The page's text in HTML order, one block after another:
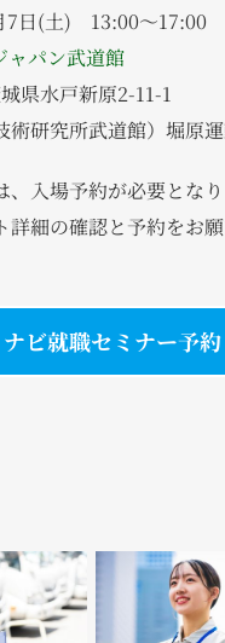
7日(土) 13:00〜17:00
ャパン武道館
県水戸新原2-11-1
研究所武道館）堀原
入場予約が必要となり
詳細の確認と予約をお
ビ就職セミナー予約